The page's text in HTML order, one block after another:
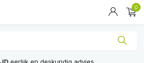
0